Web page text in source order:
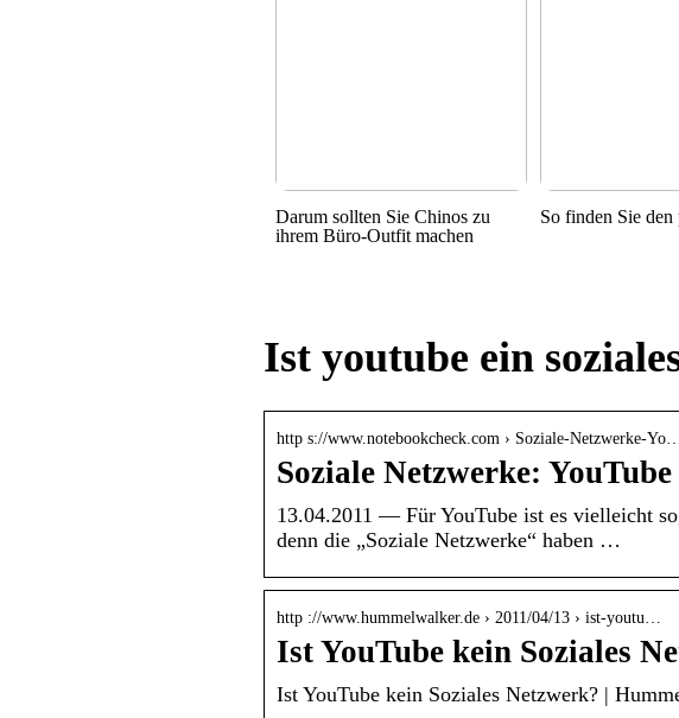
Darum sollten Sie Chinos zu
ihrem Büro-Outfit machen
So finden Sie
Ist youtube ein
http s://www.notebookcheck.com › Soziale-Netzwerke-
Soziale Netzwerke:
13.04.2011 — Für YouTube ist es vielleicht
denn die „Soziale Netzwerke“ haben …
http ://www.hummelwalker.de › 2011/04/13 › ist-youtu…
Ist YouTube kein Soziales
Ist YouTube kein Soziales Netzwerk? |